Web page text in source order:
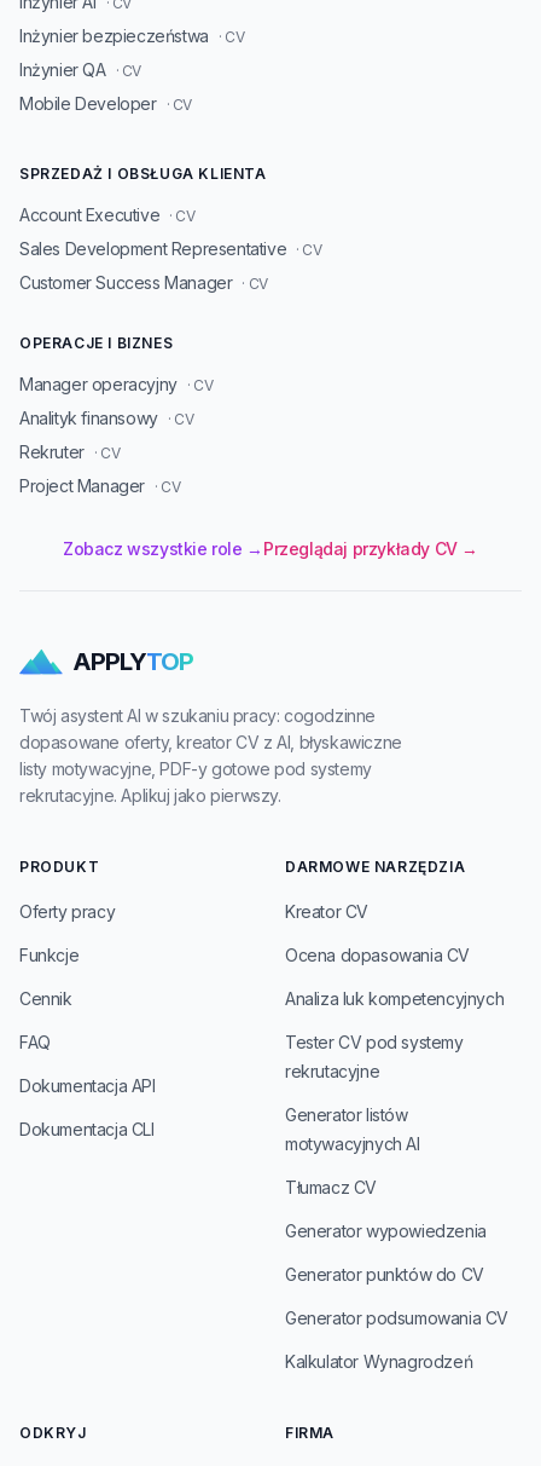
Inżynier bezpieczeństwa · CV
Inżynier QA · CV
Mobile Developer · CV
SPRZEDAŻ I OBSŁUGA KLIENTA
Account Executive · CV
Sales Development Representative · CV
Customer Success Manager · CV
OPERACJE I BIZNES
Manager operacyjny · CV
Analityk finansowy · CV
Rekruter · CV
Project Manager · CV
Zobacz wszystkie role → Przeglądaj przykłady CV →
APPLYTOP
Twój asystent AI w szukaniu pracy: cogodzinne
dopasowane oferty, kreator CV z AI, błyskawiczne
listy motywacyjne, PDF-y gotowe pod systemy
rekrutacyjne. Aplikuj jako pierwszy.
PRODUKT
Oferty pracy
Funkcje
Cennik
FAQ
Dokumentacja API
Dokumentacja CLI
DARMOWE NARZĘDZIA
Kreator CV
Ocena dopasowania CV
Analiza luk kompetencyjnych
Tester CV pod systemy
rekrutacyjne
Generator listów
motywacyjnych AI
Tłumacz CV
Generator wypowiedzenia
Generator punktów do CV
Generator podsumowania CV
Kalkulator Wynagrodzeń
ODKRYJ FIRMA